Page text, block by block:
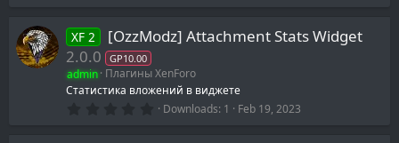
s
r
(
XF 2
[OzzModz] Attachment Stats Widget
2.0.0
GP10.00
admin Плагины XenForo
Статистика вложений в виджете
0 Downloads 1 Feb 19, 2023